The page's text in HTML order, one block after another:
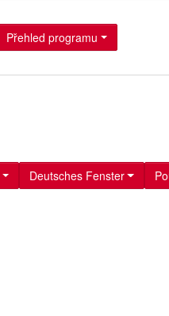
Přehled programu
Deutsches Fenster